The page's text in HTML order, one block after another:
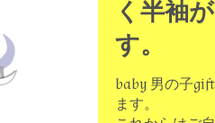
く半袖
す。
baby 男の子
ます。